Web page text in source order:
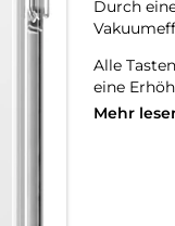
Durch
Alle
eine
Mehr